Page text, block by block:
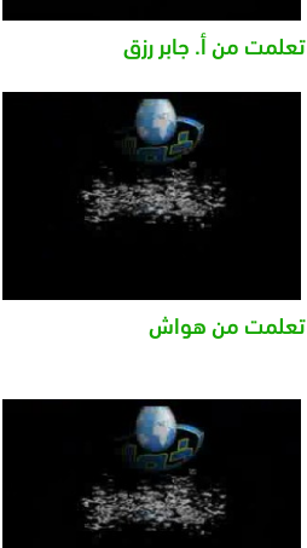
تعلمت من أ. جابر رزق
تعلمت من هواش